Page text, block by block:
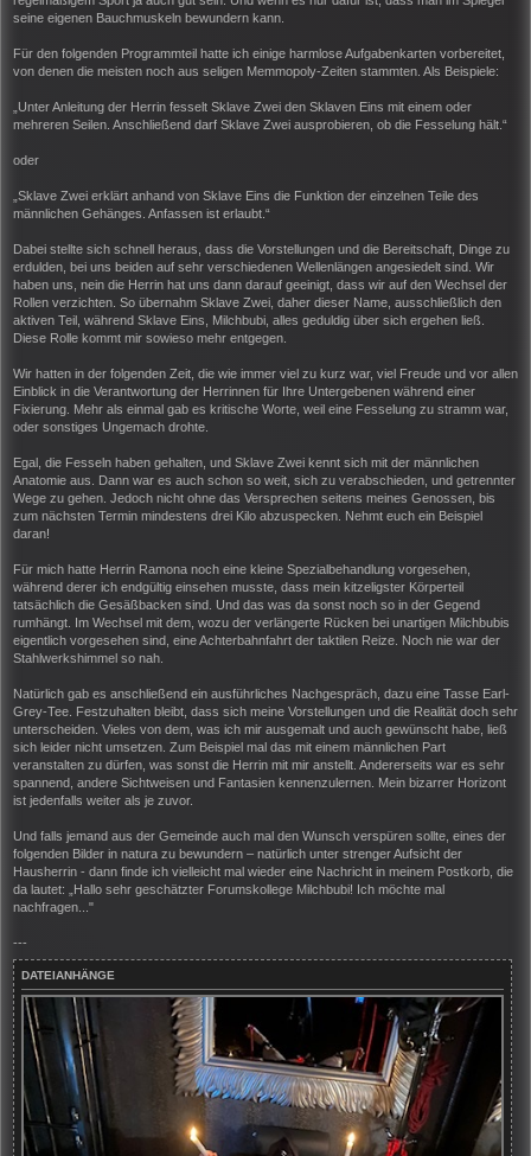
seine eigenen Bauchmuskeln bewundern kann.
Für den folgenden Programmteil hatte ich einige harmlose Aufgabenkarten vorbereitet,
von denen die meisten noch aus seligen Memmopoly-Zeiten stammten. Als Beispiele:
„Unter Anleitung der Herrin fesselt Sklave Zwei den Sklaven Eins mit einem oder
mehreren Seilen. Anschließend darf Sklave Zwei ausprobieren, ob die Fesselung hält.“
oder
„Sklave Zwei erklärt anhand von Sklave Eins die Funktion der einzelnen Teile des
männlichen Gehänges. Anfassen ist erlaubt.“
Dabei stellte sich schnell heraus, dass die Vorstellungen und die Bereitschaft, Dinge zu
erdulden, bei uns beiden auf sehr verschiedenen Wellenlängen angesiedelt sind. Wir
haben uns, nein die Herrin hat uns dann darauf geeinigt, dass wir auf den Wechsel der
Rollen verzichten. So übernahm Sklave Zwei, daher dieser Name, ausschließlich den
aktiven Teil, während Sklave Eins, Milchbubi, alles geduldig über sich ergehen ließ.
Diese Rolle kommt mir sowieso mehr entgegen.
Wir hatten in der folgenden Zeit, die wie immer viel zu kurz war, viel Freude und vor allen
Einblick in die Verantwortung der Herrinnen für Ihre Untergebenen während einer
Fixierung. Mehr als einmal gab es kritische Worte, weil eine Fesselung zu stramm war,
oder sonstiges Ungemach drohte.
Egal, die Fesseln haben gehalten, und Sklave Zwei kennt sich mit der männlichen
Anatomie aus. Dann war es auch schon so weit, sich zu verabschieden, und getrennter
Wege zu gehen. Jedoch nicht ohne das Versprechen seitens meines Genossen, bis
zum nächsten Termin mindestens drei Kilo abzuspecken. Nehmt euch ein Beispiel
daran!
Für mich hatte Herrin Ramona noch eine kleine Spezialbehandlung vorgesehen,
während derer ich endgültig einsehen musste, dass mein kitzeligster Körperteil
tatsächlich die Gesäßbacken sind. Und das was da sonst noch so in der Gegend
rumhängt. Im Wechsel mit dem, wozu der verlängerte Rücken bei unartigen Milchbubis
eigentlich vorgesehen sind, eine Achterbahnfahrt der taktilen Reize. Noch nie war der
Stahlwerkshimmel so nah.
Natürlich gab es anschließend ein ausführliches Nachgespräch, dazu eine Tasse Earl-
Grey-Tee. Festzuhalten bleibt, dass sich meine Vorstellungen und die Realität doch sehr
unterscheiden. Vieles von dem, was ich mir ausgemalt und auch gewünscht habe, ließ
sich leider nicht umsetzen. Zum Beispiel mal das mit einem männlichen Part
veranstalten zu dürfen, was sonst die Herrin mit mir anstellt. Andererseits war es sehr
spannend, andere Sichtweisen und Fantasien kennenzulernen. Mein bizarrer Horizont
ist jedenfalls weiter als je zuvor.
Und falls jemand aus der Gemeinde auch mal den Wunsch verspüren sollte, eines der
folgenden Bilder in natura zu bewundern – natürlich unter strenger Aufsicht der
Hausherrin - dann finde ich vielleicht mal wieder eine Nachricht in meinem Postkorb, die
da lautet: „Hallo sehr geschätzter Forumskollege Milchbubi! Ich möchte mal
nachfragen..."
---
DATEIANHÄNGE